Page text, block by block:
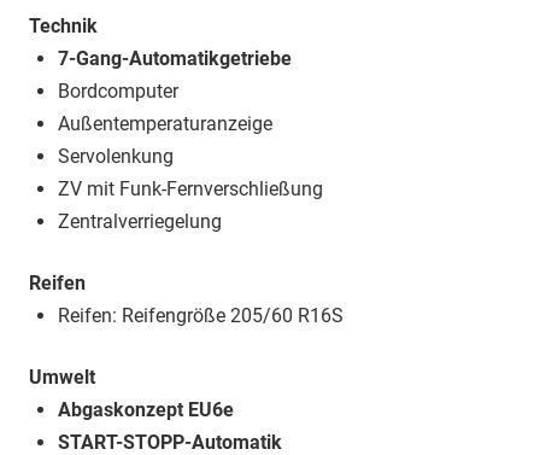
Technik
7-Gang-Automatikgetriebe
Bordcomputer
Außentemperaturanzeige
Servolenkung
ZV mit Funk-Fernverschließung
Zentralverriegelung
Reifen
Reifen: Reifengröße 205/60 R16S
Umwelt
Abgaskonzept EU6e
START-STOPP-Automatik